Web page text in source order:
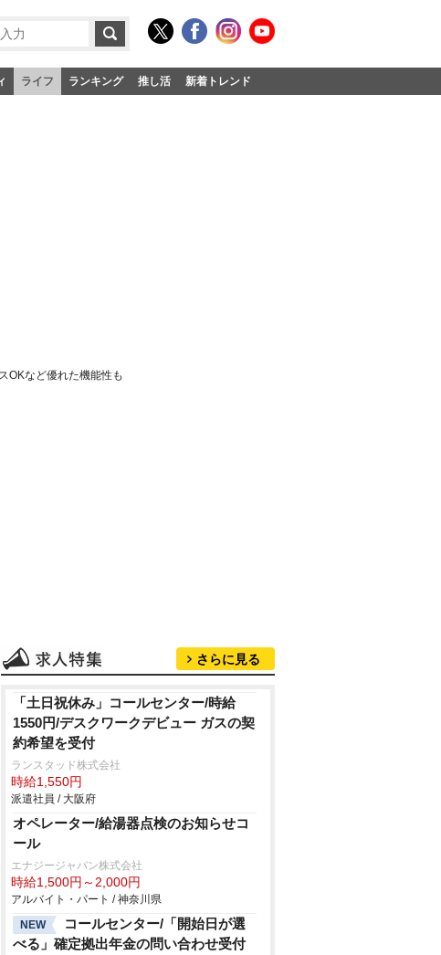
ライフ ランキング 推し活 新着トレンド
OKなど優れた機能性も
さらに見る
「土日祝休み」コールセンター/時給
1550円/デスクワークデビュー ガスの契
約希望を受付
ランスタッド株式会社
時給1,550円
派遣社員 / 大阪府
オペレーター/給湯器点検のお知らせコ
ール
エナジージャパン株式会社
時給1,500円～2,000円
アルバイト・パート / 神奈川県
NEW
コールセンター/「開始日が選
べる」確定拠出年金の問い合わせ受付